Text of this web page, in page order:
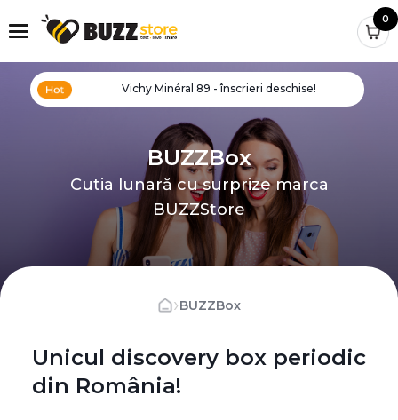
0
Vichy Minéral 89 - înscrieri deschise!
BUZZBox
Cutia lunară cu surprize marca
BUZZStore
›BUZZBox
Unicul discovery box periodic
din România!